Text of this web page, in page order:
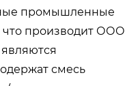
промышленные
что производит ООО
смесь